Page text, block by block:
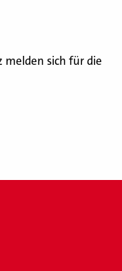
melden sich für die